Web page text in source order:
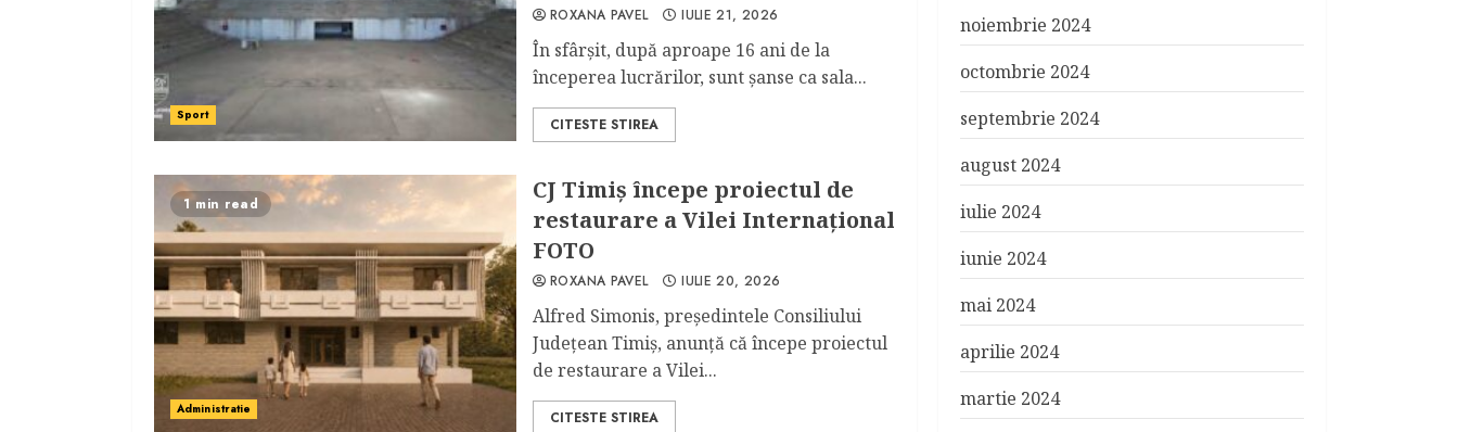
Sport
ROXANA PAVEL IULIE 21, 2026
În sfârşit, după aproape 16 ani de la
începerea lucrărilor, sunt şanse ca sala...
CITESTE STIREA
1 min read
Administratie
CJ Timiş începe proiectul de
restaurare a Vilei Internaţional
FOTO
ROXANA PAVEL IULIE 20, 2026
Alfred Simonis, preşedintele Consiliului
Judeţean Timiş, anunţă că începe proiectul
de restaurare a Vilei...
CITESTE STIREA
noiembrie 2024
octombrie 2024
septembrie 2024
august 2024
iulie 2024
iunie 2024
mai 2024
aprilie 2024
martie 2024